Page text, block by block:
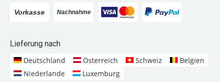
Lieferung nach
Deutschland
Österreich Schweiz
Belgien
Niederlande
Luxemburg